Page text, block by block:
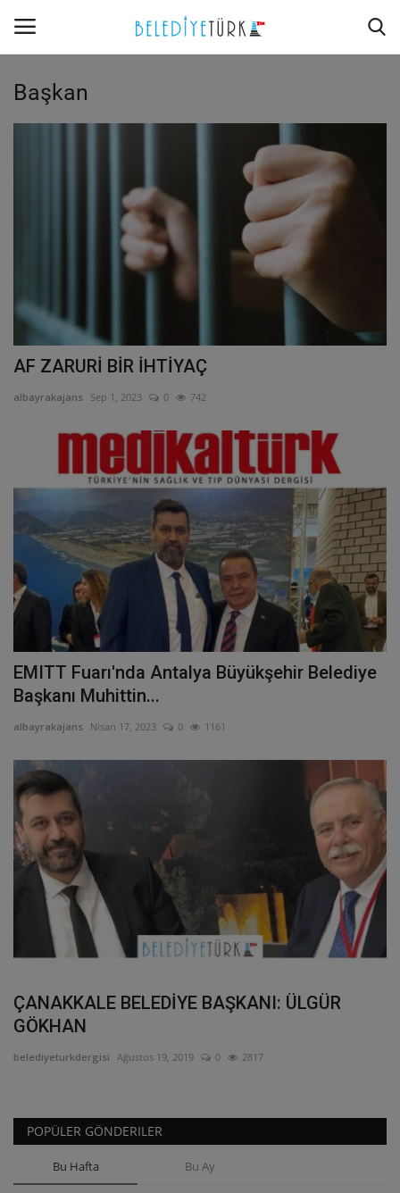
Giriş Yap
Belediye
Başkan
AF ZARURİ BİR İHTİYAÇ
albayrakajans Sep 1, 2023 0 742
EMITT Fuarı'nda Antalya Büyükşehir Belediye
Başkanı Muhittin...
albayrakajans Nisan 17, 2023 0 1161
ÇANAKKALE BELEDİYE BAŞKANI: ÜLGÜR
GÖKHAN
belediyeturkdergisi Ağustos 19, 2019 0 2817
POPÜLER GÖNDERILER
Bu Hafta Bu Ay